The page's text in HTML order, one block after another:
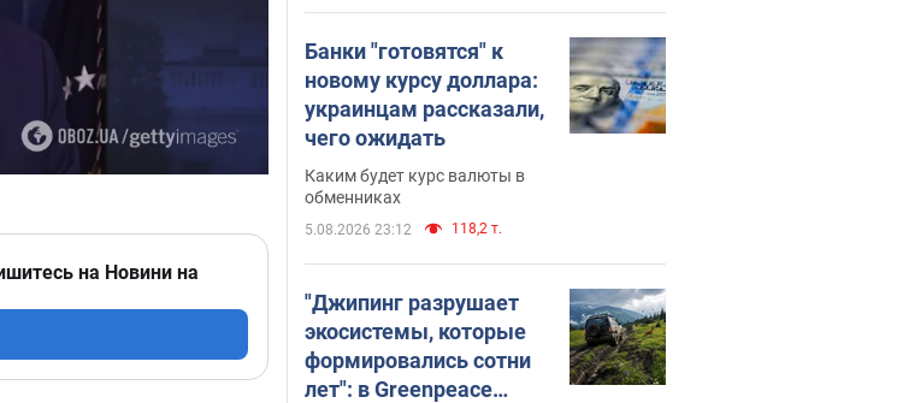
на Новини на
Банки "готовятся" к
новому курсу доллара:
украинцам рассказали,
чего ожидать
Каким будет курс валюты в
обменниках
5.08.2026 23:12 118,2 т.
"Джипинг разрушает
экосистемы, которые
формировались сотни
лет": в Greenpeace